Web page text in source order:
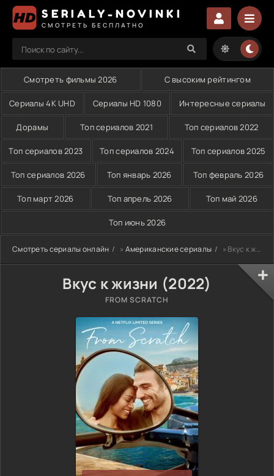
SERIALY-NOVINKI
СМОТРЕТЬ БЕСПЛАТНО
Смотреть фильмы 2026 С высоким рейтингом
Сериалы 4K UHD Сериалы HD 1080 Интересные сериалы
Дорамы Топ сериалов 2021 Топ сериалов 2022
Топ сериалов 2023 Топ сериалов 2024 Топ сериалов 2025
Топ сериалов 2026 Топ январь 2026 Топ февраль 2026
Топ март 2026 Топ апрель 2026 Топ май 2026
Топ июнь 2026
Смотреть сериалы онлайн » Американские сериалы » Вкус к жизни (2022)
Вкус к жизни (2022)
FROM SCRATCH